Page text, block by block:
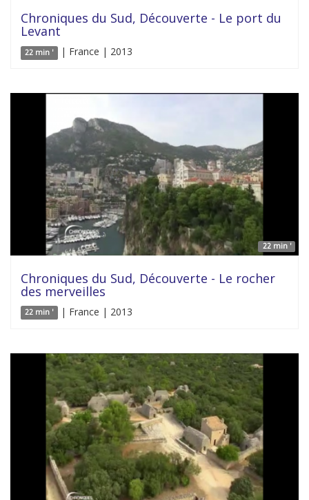
Chroniques du Sud, Découverte - Le port du
Levant
22 min ' | France | 2013
22 min '
Chroniques du Sud, Découverte - Le rocher
des merveilles
22 min ' | France | 2013